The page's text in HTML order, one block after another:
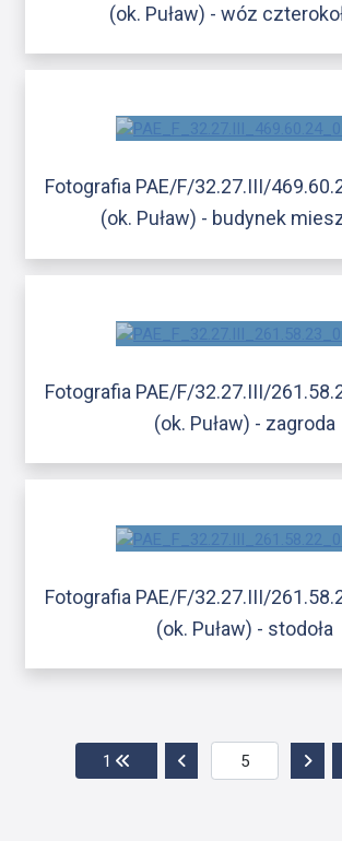
(ok. Puław) - wóz
Fotografia PAE/F/32.27.III/
(ok. Puław) - budynek
Fotografia PAE/F/32.27.III/
(ok. Puław) - zagroda
Fotografia PAE/F/32.27.III/
(ok. Puław) - stodoła
1 Przejdź do pierwszej strony
Przejdź do